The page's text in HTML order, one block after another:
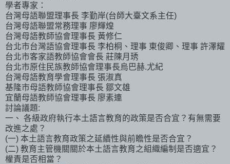
學者專家：
台灣母語聯盟理事長 李勤岸(台師大臺文系主任)
台灣母語聯盟常務理事 廖輝煌
台灣母語教師協會理事長 黃修仁
台北市台灣語協會理事長 李柏桐、理事 東俊卿、理事 許澤耀
台北市客家語教師協會會長 莊陳月琇
台北市原住民族教師協會理事長烏巴赫.尤紀
台灣母語教育學會理事長 張淑真
基隆市母語教師協會理事長 鄒文雄
宜蘭母語教師協會理事長 廖素連
討論議題:
一、 各級政府執行本土語言教育的政策是否合宜？有無需要
改進之處？
(一) 本土語言教育政策之延續性與前瞻性是否合宜？
(二) 教育主管機關關於本土語言教育之組織編制是否適宜？
權責是否相當？